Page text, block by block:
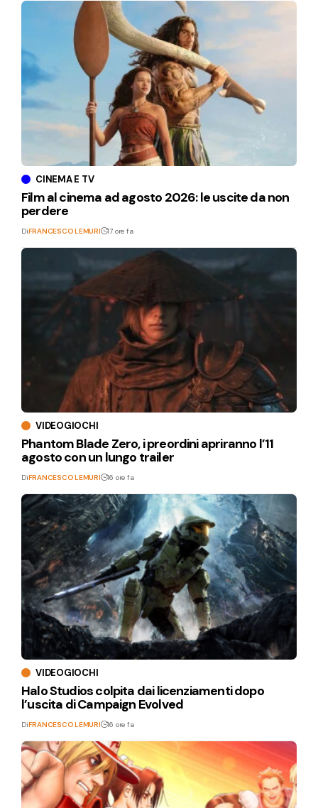
CINEMA E TV
Film al cinema ad agosto 2026: le uscite da non
perdere
DiFRANCESCO LEMURI 17 ore fa
VIDEOGIOCHI
Phantom Blade Zero, i preordini apriranno l’11
agosto con un lungo trailer
DiFRANCESCO LEMURI 16 ore fa
VIDEOGIOCHI
Halo Studios colpita dai licenziamenti dopo
l’uscita di Campaign Evolved
DiFRANCESCO LEMURI 16 ore fa